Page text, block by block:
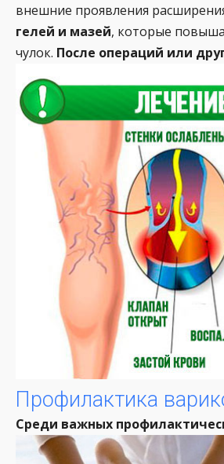
внешние проявления
гелей и мазей, которые
чулок. После операций или
Профилактика
Среди важных